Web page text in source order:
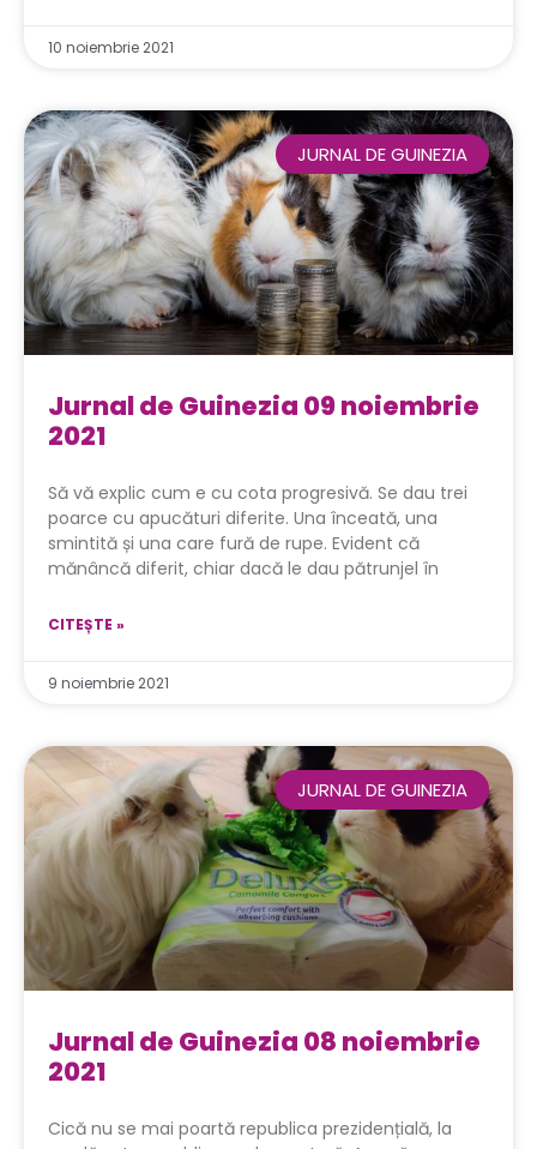
10 noiembrie 2021
JURNAL DE GUINEZIA
Jurnal de Guinezia 09 noiembrie
2021
Să vă explic cum e cu cota progresivă. Se dau trei
poarce cu apucături diferite. Una înceată, una
smintită și una care fură de rupe. Evident că
mănâncă diferit, chiar dacă le dau pătrunjel în
CITEȘTE »
9 noiembrie 2021
JURNAL DE GUINEZIA
Jurnal de Guinezia 08 noiembrie
2021
Cică nu se mai poartă republica prezidențială, la